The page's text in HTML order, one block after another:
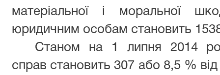
матеріальної і моральної
юридичним особам становить
Станом на 1 липня 2014
справ становить 307 або 8,5 %